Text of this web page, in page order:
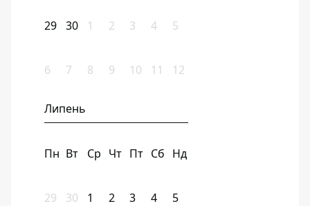
29 30 1 2 3 4 5
6 7 8 9 10 11 12
Липень
Пн Вт Ср Чт Пт Сб Нд
29 30 1 2 3 4 5